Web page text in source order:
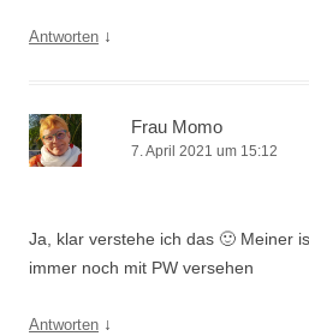
Antworten ↓
Frau Momo
7. April 2021 um 15:12
Ja, klar verstehe ich das 🙂 Meiner
immer noch mit PW versehen
Antworten ↓